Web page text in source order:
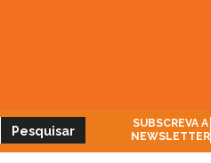
SUBSCREVA A
NEWSLETTER